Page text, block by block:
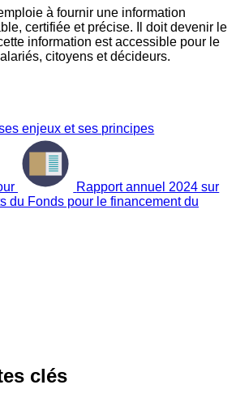
à fournir une information
certifiée et précise. Il doit devenir le
information est accessible pour le
citoyens et décideurs.
enjeux et ses principes
Rapport annuel 2024 sur
du Fonds pour le financement du
clés